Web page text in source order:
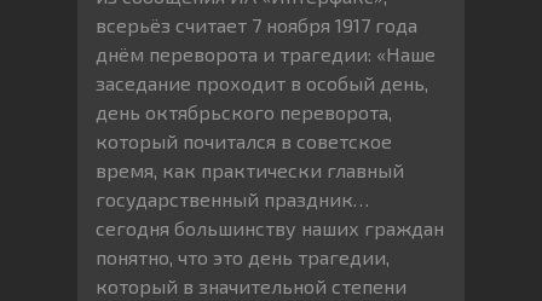
всерьёз считает 7 ноября 1917 года
днём переворота и трагедии: «Наше
заседание проходит в особый день,
день октябрьского переворота,
который почитался в советское
время, как практически главный
государственный праздник…
сегодня большинству наших граждан
понятно, что это день трагедии,
который в значительной степени